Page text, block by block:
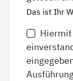
Das ist Ihr